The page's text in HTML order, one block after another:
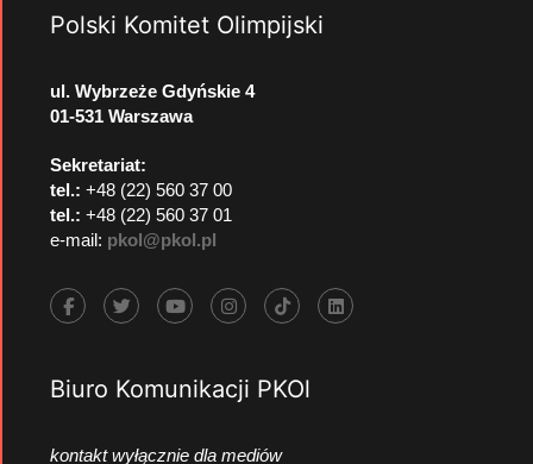
Polski Komitet Olimpijski
ul. Wybrzeże Gdyńskie 4
01-531 Warszawa
Sekretariat:
tel.: +48 (22) 560 37 00
tel.: +48 (22) 560 37 01
e-mail: pkol@pkol.pl
Biuro Komunikacji PKOl
kontakt wyłącznie dla mediów